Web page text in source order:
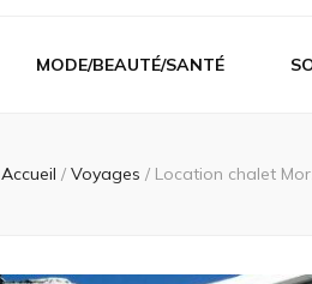
MODE/BEAUTÉ/SANTÉ
Accueil / Voyages / Location chalet